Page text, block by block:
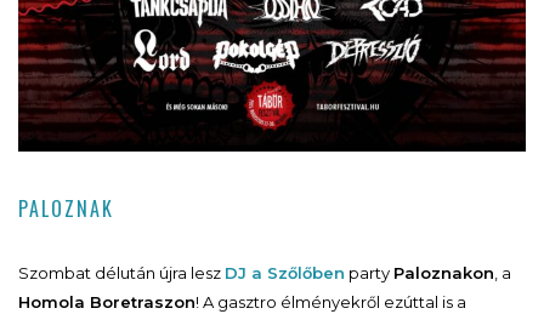
PALOZNAK
Szombat délután újra lesz DJ a Szőlőben party Paloznakon, a
Homola Boretraszon! A gasztro élményekről ezúttal is a